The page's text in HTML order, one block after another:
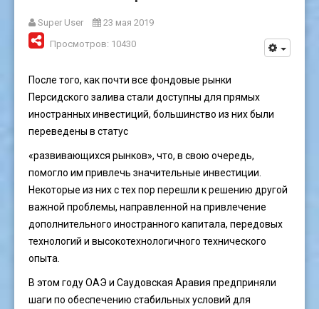
Super User
23 мая 2019
Просмотров: 10430
После того, как почти все фондовые рынки
Персидского залива стали доступны для прямых
иностранных инвестиций, большинство из них были
переведены в статус
«развивающихся рынков», что, в свою очередь,
помогло им привлечь значительные инвестиции.
Некоторые из них с тех пор перешли к решению другой
важной проблемы, направленной на привлечение
дополнительного иностранного капитала, передовых
технологий и высокотехнологичного технического
опыта.
В этом году ОАЭ и Саудовская Аравия предприняли
шаги по обеспечению стабильных условий для